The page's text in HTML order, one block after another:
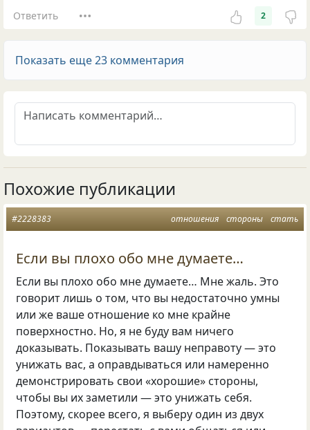
Ответить 2
Показать еще 23 комментария
Похожие публикации
отношения стороны стать
#2228383
Если вы плохо обо мне думаете…
Если вы плохо обо мне думаете… Мне жаль. Это
говорит лишь о том, что вы недостаточно умны
или же ваше отношение ко мне крайне
поверхностно. Но, я не буду вам ничего
доказывать. Показывать вашу неправоту — это
унижать вас, а оправдываться или намеренно
демонстрировать свои «хорошие» стороны,
чтобы вы их заметили — это унижать себя.
Поэтому, скорее всего, я выберу один из двух